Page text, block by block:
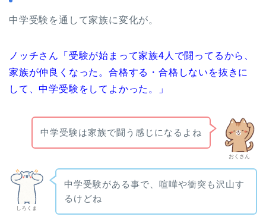
中学受験を通して家族に変化が。
ノッチさん「受験が始まって家族4人で闘ってるから、
家族が仲良くなった。合格する・合格しないを抜きに
して、中学受験をしてよかった。」
おくさん
中学受験は家族で闘う感じになるよね
しろくま
中学受験がある事で、喧嘩や衝突も沢山す
るけどね